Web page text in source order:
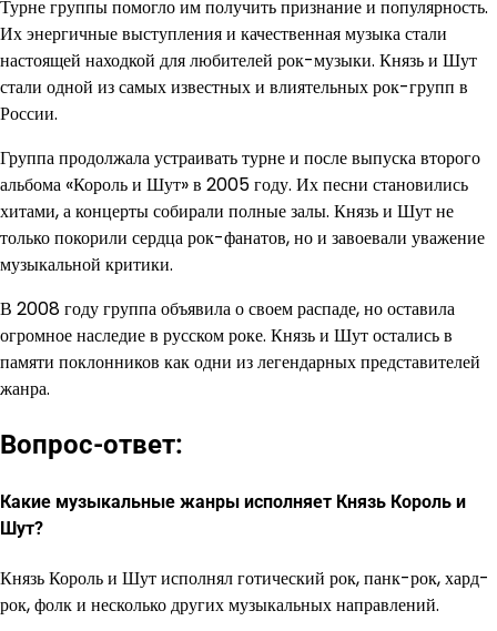
Турне группы помогло им получить признание и популярность.
Их энергичные выступления и качественная музыка стали
настоящей находкой для любителей рок-музыки. Князь и Шут
стали одной из самых известных и влиятельных рок-групп в
России.
Группа продолжала устраивать турне и после выпуска второго
альбома «Король и Шут» в 2005 году. Их песни становились
хитами, а концерты собирали полные залы. Князь и Шут не
только покорили сердца рок-фанатов, но и завоевали уважение
музыкальной критики.
В 2008 году группа объявила о своем распаде, но оставила
огромное наследие в русском роке. Князь и Шут остались в
памяти поклонников как одни из легендарных представителей
жанра.
Вопрос-ответ:
Какие музыкальные жанры исполняет Князь Король и
Шут?
Князь Король и Шут исполнял готический рок, панк-рок, хард-
рок, фолк и несколько других музыкальных направлений.